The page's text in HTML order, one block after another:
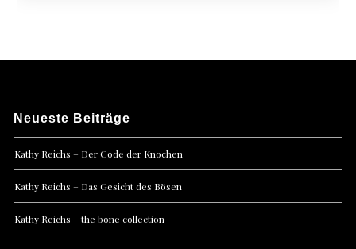
Neueste Beiträge
Kathy Reichs – Der Code der Knochen
Kathy Reichs – Das Gesicht des Bösen
Kathy Reichs – the bone collection